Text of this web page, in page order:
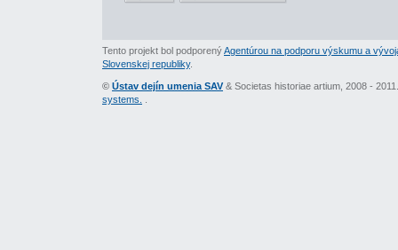
Tento projekt bol podporenýAgentúrou na podporu výskumu a
Slovenskej republiky.
© Ústav dejín umenia SAV & Societas historiae artium, 2008 -
systems.